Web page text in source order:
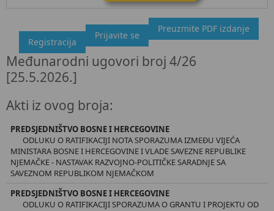
"Službeni glasnik BiH", broj 4/26 25.5.2026.
Ovdje možete preuzeti dokument, kao i obaviti kratki uvid u
sadržaj dokumenta.
Preuzmite PDF izdanje
Prijavite se
Registracija
Međunarodni ugovori broj 4/26
[25.5.2026.]
Akti iz ovog broja:
PREDSJEDNIŠTVO BOSNE I HERCEGOVINE
ODLUKU O RATIFIKACIJI NOTA SPORAZUMA IZMEĐU VIJEĆA
MINISTARA BOSNE I HERCEGOVINE I VLADE SAVEZNE REPUBLIKE
NJEMAČKE - NASTAVAK RAZVOJNO-POLITIČKE SARADNJE SA
SAVEZNOM REPUBLIKOM NJEMAČKOM
PREDSJEDNIŠTVO BOSNE I HERCEGOVINE
ODLUKU O RATIFIKACIJI SPORAZUMA O GRANTU I PROJEKTU OD